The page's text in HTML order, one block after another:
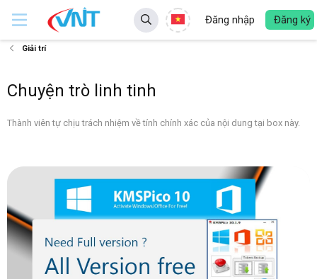
Đăng nhập Đăng ký
Giải trí
Chuyện trò linh tinh
Thành viên tự chịu trách nhiệm về tính chính xác của nội dung tại box này.